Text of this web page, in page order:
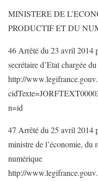
MINISTERE DE
PRODUCTIF ET DU
46 Arrêté du 23 avril 2014
secrétaire d’Etat chargée
http://
n=id
47 Arrêté du 25 avril 2014
ministre de l’économie, du
numérique
http://